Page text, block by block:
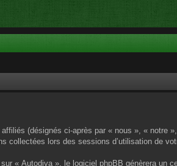
(désignés ci-après par « nous », « notre
lors des sessions d’utilisation de
« Autodiva », le logiciel phpBB génèrera un